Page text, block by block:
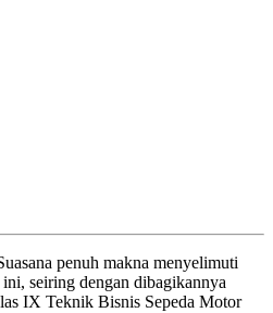
penuh makna menyelimuti
seiring dengan dibagikannya
IX Teknik Bisnis Sepeda Motor